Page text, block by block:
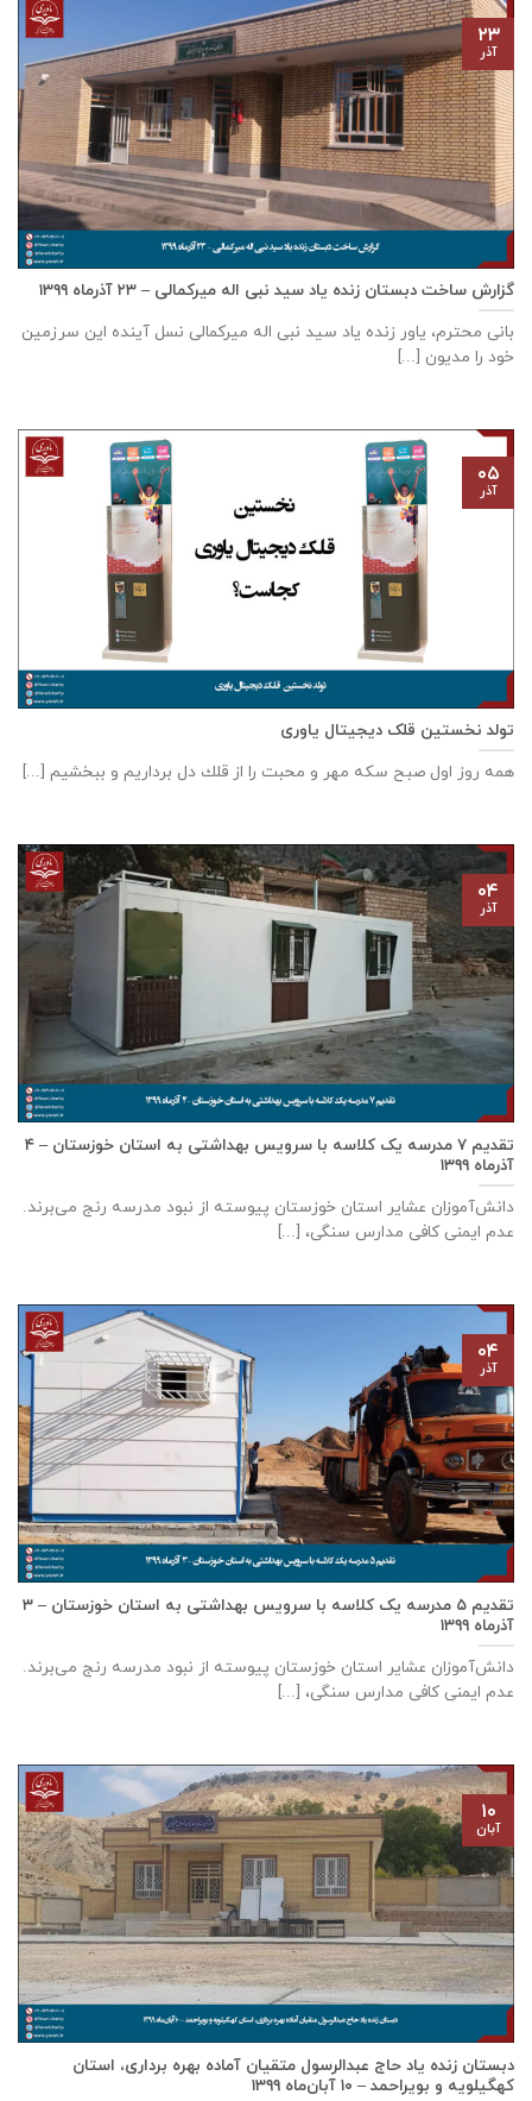
گزارش ساخت دبستان زنده ياد سيد نبی اله ميركمالی – ۲۳ آذر‌ماه ۱۳۹۹
بانی محترم، یاور زنده ياد سيد نبی اله ميركمالی نسل آینده این سرزمین
خود را مدیون [...]
۲۳
آذر
تولد نخستین قلک دیجیتال یاوری
همه روز اول صبح سكه مهر و محبت را از قلك دل برداريم و ببخشيم [...]
۰۵
آذر
تقدیم ۷ مدرسه یک کلاسه با سرويس بهداشتی به استان خوزستان – ۴
آذر‌ماه ۱۳۹۹
دانش‌آموزان عشایر استان خوزستان پيوسته از نبود مدرسه رنج می‌برند.
عدم ایمنی کافی مدارس سنگی، [...]
۰۴
آذر
تقدیم ۵ مدرسه یک کلاسه با سرويس بهداشتی به استان خوزستان – ۳
آذر‌ماه ۱۳۹۹
دانش‌آموزان عشایر استان خوزستان پيوسته از نبود مدرسه رنج می‌برند.
عدم ایمنی کافی مدارس سنگی، [...]
۰۴
آذر
دبستان زنده ياد حاج عبدالرسول متقيان آماده بهره برداری، استان
كهگيلويه و بويراحمد – ۱۰ آبان‌ماه ۱۳۹۹
۱۰
آبان